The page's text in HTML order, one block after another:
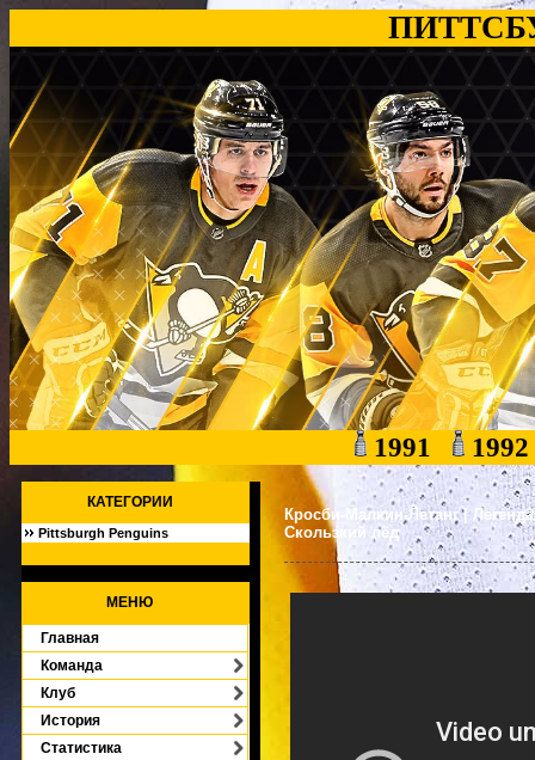
1991
КАТЕГОРИИ
Pittsburgh Penguins
МЕНЮ
Главная
Команда
Клуб
История
Статистика
Кросби-Малкин-Летанг |
Скользкий лёд